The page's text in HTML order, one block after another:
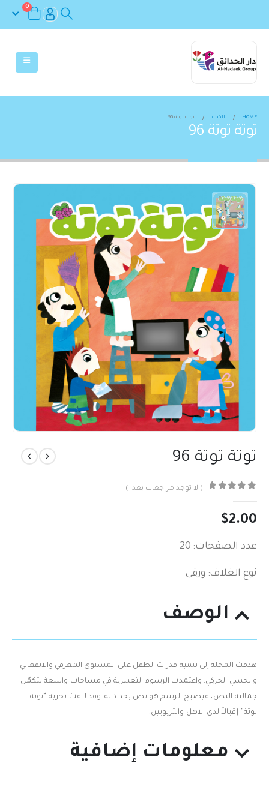
0
HOME الكتب توتة توتة 96
توتة توتة 96
توتة توتة 96
( لا توجد مراجعات بعد. )
$2.00
عدد الصفحات: 20
نوع الغلاف: ورقي
الوصف
هدفت المجلة إلى تنمية قدرات الطفل على المستوى المعرفي والانفعالي
والحسي الحركي. واعتمدت الرسوم التعبيرية في مساحات واسعة لتكمّل
جمالية النص، فيصبح الرسم هو نص بحد ذاته. وقد لاقت تجربة “توتة
توتة” إقبالاً لدى الاهل والتربويين.
معلومات إضافية